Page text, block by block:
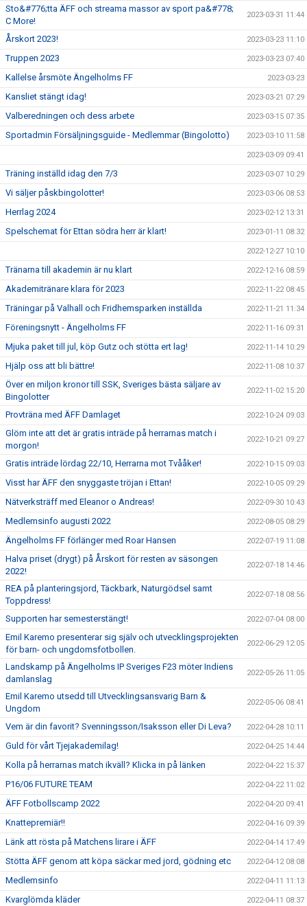
Sto&#776;tta ÄFF och streama massor av sport pa&#778;
C More!
2023-03-31 11:44
Årskort 2023! 2023-03-23 11:10
Truppen 2023 2023-03-23 07:40
Kallelse årsmöte Ängelholms FF 2023-03-23
Kansliet stängt idag! 2023-03-21 07:29
Valberedningen och dess arbete 2023-03-15 07:35
Sportadmin Försäljningsguide - Medlemmar (Bingolotto) 2023-03-10 11:58
2023-03-09 09:41
Träning inställd idag den 7/3 2023-03-07 10:29
Vi säljer påskbingolotter! 2023-03-06 08:53
Herrlag 2024 2023-02-12 13:31
Spelschemat för Ettan södra herr är klart! 2023-01-11 08:32
2022-12-27 10:10
Tränarna till akademin är nu klart 2022-12-16 08:59
Akademitränare klara för 2023 2022-11-22 08:45
Träningar på Valhall och Fridhemsparken inställda 2022-11-21 11:34
Föreningsnytt - Ängelholms FF 2022-11-16 09:31
Mjuka paket till jul, köp Gutz och stötta ert lag! 2022-11-14 10:29
Hjälp oss att bli bättre! 2022-11-08 10:37
Över en miljon kronor till SSK, Sveriges bästa säljare av
Bingolotter
2022-11-02 15:20
Provträna med ÄFF Damlaget 2022-10-24 09:03
Glöm inte att det är gratis inträde på herrarnas match i
morgon!
2022-10-21 09:27
Gratis inträde lördag 22/10, Herrarna mot Tvååker! 2022-10-15 09:03
Visst har ÄFF den snyggaste tröjan i Ettan! 2022-10-05 09:29
Nätverksträff med Eleanor o Andreas! 2022-09-30 10:43
Medlemsinfo augusti 2022 2022-08-05 08:29
Ängelholms FF förlänger med Roar Hansen 2022-07-19 11:08
Halva priset (drygt) på Årskort för resten av säsongen
2022!
2022-07-18 14:46
REA på planteringsjord, Täckbark, Naturgödsel samt
Toppdress!
2022-07-18 08:56
Supporten har semesterstängt! 2022-07-04 08:00
Emil Karemo presenterar sig själv och utvecklingsprojekten
för barn- och ungdomsfotbollen.
2022-06-29 12:05
Landskamp på Ängelholms IP Sveriges F23 möter Indiens
damlanslag
2022-05-26 11:05
Emil Karemo utsedd till Utvecklingsansvarig Barn &
Ungdom
2022-05-06 08:41
Vem är din favorit? Svenningsson/Isaksson eller Di Leva? 2022-04-28 10:11
Guld för vårt Tjejakademilag! 2022-04-25 14:44
Kolla på herrarnas match ikväll? Klicka in på länken 2022-04-22 15:37
P16/06 FUTURE TEAM 2022-04-22 11:02
ÄFF Fotbollscamp 2022 2022-04-20 09:41
Knattepremiär!! 2022-04-16 09:39
Länk att rösta på Matchens lirare i ÄFF 2022-04-14 17:49
Stötta ÄFF genom att köpa säckar med jord, gödning etc 2022-04-12 08:08
Medlemsinfo 2022-04-11 11:13
Kvarglömda kläder 2022-04-11 08:37